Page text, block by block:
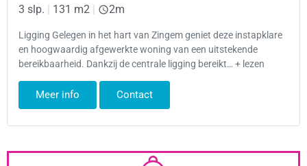
3 slp. 131 m2 2m
Ligging Gelegen in het hart van Zingem geniet deze instapklare
en hoogwaardig afgewerkte woning van een uitstekende
bereikbaarheid. Dankzij de centrale ligging bereikt… + lezen
Meer info Contact